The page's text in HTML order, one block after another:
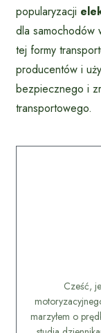
popularyzacji
dla samochodów
tej formy
producentów i
bezpiecznego i
transportowego.
Cześć,
marzyłem o